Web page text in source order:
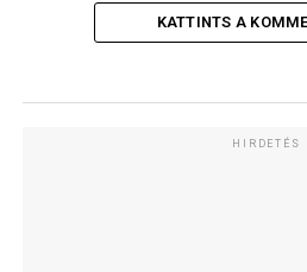
KATTINTS A
HIRDETÉS